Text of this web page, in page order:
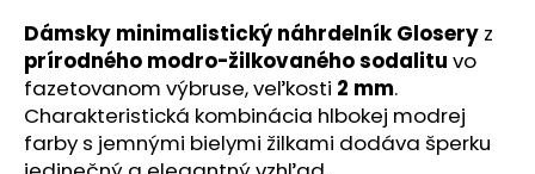
Dámsky minimalistický náhrdelník Glosery z
prírodného modro-žilkovaného sodalitu vo
fazetovanom výbruse, veľkosti 2 mm.
Charakteristická kombinácia hlbokej modrej
farby s jemnými bielymi žilkami dodáva šperku
O
d
p
o
r